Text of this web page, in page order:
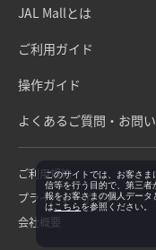
JAL Mallとは
ご利用ガイド
操作ガイド
よくあるご質問・お問
ご利用規約
プライバシーポリシー
会社概要
このサイトでは、お客さ
信等を行う目的で、第三
報をお客さまの個人データ
は こちらを参照ください。